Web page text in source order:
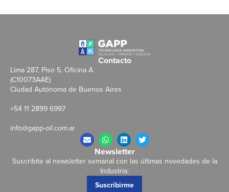
Contacto
Lima 287, Piso 5, Oficina A
(C10073AAE)
Ciudad Autónoma de Buenos Aires
+54 11 2899 6997
info@gapp-oil.com.ar
Newsletter
Suscribite al newsletter semanal con las últimas novedades de la
Industria.
Suscribirme